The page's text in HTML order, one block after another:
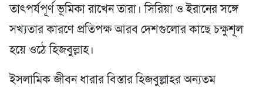
তাৎপর্যপূর্ণ ভূমিকা রাখেন তারা। সিরিয়া ও ইরানের সঙ্গে
সখ্যতার কারণে প্রতিপক্ষ আরব দেশগুলোর কাছে চক্ষুশূল
হয়ে ওঠে হিজবুল্লাহ।
ইসলামিক জীবন ধারার বিস্তার হিজবুল্লাহর অন্যতম